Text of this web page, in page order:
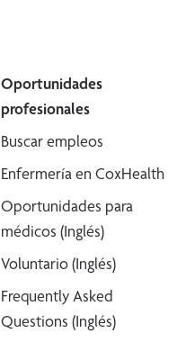
Oportunidades
profesionales
Buscar empleos
Enfermería en CoxHealth
Oportunidades para
médicos (Inglés)
Voluntario (Inglés)
Frequently Asked
Questions (Inglés)